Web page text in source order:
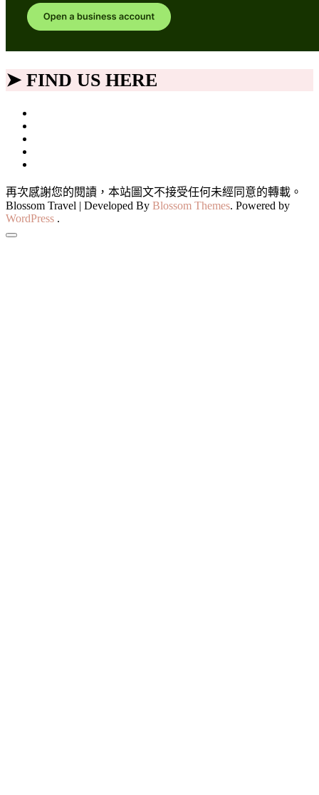
➤ FIND US HERE
再次感謝您的閱讀，本站圖文不接受任何未經同意的轉載。
Blossom Travel | Developed By Blossom Themes. Powered by
WordPress .